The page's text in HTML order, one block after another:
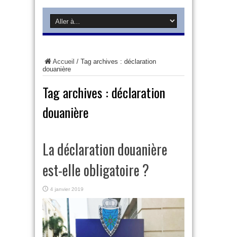
Accueil / Tag archives : déclaration
douanière
Tag archives : déclaration
douanière
La déclaration douanière
est-elle obligatoire ?
4 janvier 2019